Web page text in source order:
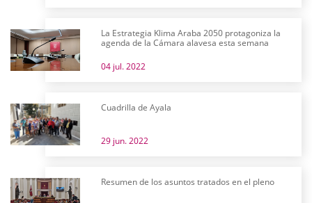
La Estrategia Klima Araba 2050 protagoniza la
agenda de la Cámara alavesa esta semana
04 jul. 2022
Cuadrilla de Ayala
29 jun. 2022
Resumen de los asuntos tratados en el pleno